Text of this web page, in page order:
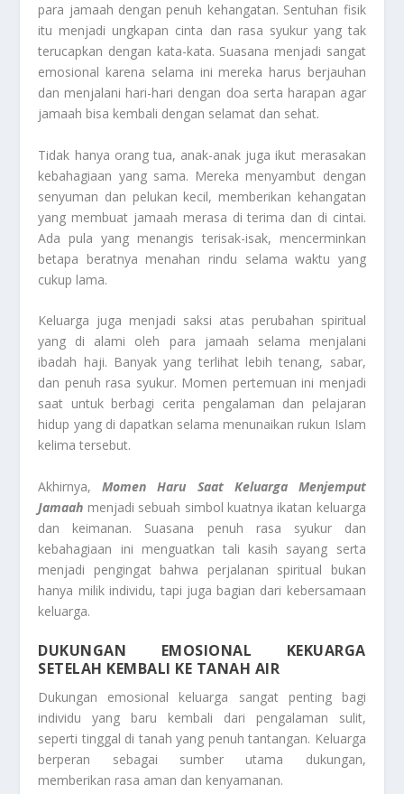
para jamaah dengan penuh kehangatan. Sentuhan fisik
itu menjadi ungkapan cinta dan rasa syukur yang tak
terucapkan dengan kata-kata. Suasana menjadi sangat
emosional karena selama ini mereka harus berjauhan
dan menjalani hari-hari dengan doa serta harapan agar
jamaah bisa kembali dengan selamat dan sehat.
Tidak hanya orang tua, anak-anak juga ikut merasakan
kebahagiaan yang sama. Mereka menyambut dengan
senyuman dan pelukan kecil, memberikan kehangatan
yang membuat jamaah merasa di terima dan di cintai.
Ada pula yang menangis terisak-isak, mencerminkan
betapa beratnya menahan rindu selama waktu yang
cukup lama.
Keluarga juga menjadi saksi atas perubahan spiritual
yang di alami oleh para jamaah selama menjalani
ibadah haji. Banyak yang terlihat lebih tenang, sabar,
dan penuh rasa syukur. Momen pertemuan ini menjadi
saat untuk berbagi cerita pengalaman dan pelajaran
hidup yang di dapatkan selama menunaikan rukun Islam
kelima tersebut.
Akhirnya,Momen Haru Saat Keluarga Menjemput
Jamaah menjadi sebuah simbol kuatnya ikatan keluarga
dan keimanan. Suasana penuh rasa syukur dan
kebahagiaan ini menguatkan tali kasih sayang serta
menjadi pengingat bahwa perjalanan spiritual bukan
hanya milik individu, tapi juga bagian dari kebersamaan
keluarga.
DUKUNGAN EMOSIONAL KEKUARGA
SETELAH KEMBALI KE TANAH AIR
Dukungan emosional keluarga sangat penting bagi
individu yang baru kembali dari pengalaman sulit,
seperti tinggal di tanah yang penuh tantangan. Keluarga
berperan sebagai sumber utama dukungan,
memberikan rasa aman dan kenyamanan.